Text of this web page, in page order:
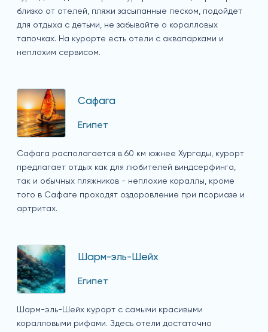
близко от отелей, пляжи засыпанные песком, подойдет
для отдыха с детьми, не забывайте о коралловых
тапочках. На курорте есть отели с аквапарками и
неплохим сервисом.
Сафага
Египет
Сафага располагается в 60 км южнее Хургады, курорт
предлагает отдых как для любителей виндсерфинга,
так и обычных пляжников - неплохие кораллы, кроме
того в Сафаге проходят оздоровление при псориазе и
артритах.
Шарм-эль-Шейх
Египет
Шарм-эль-Шейх курорт с самыми красивыми
коралловыми рифами. Здесь отели достаточно